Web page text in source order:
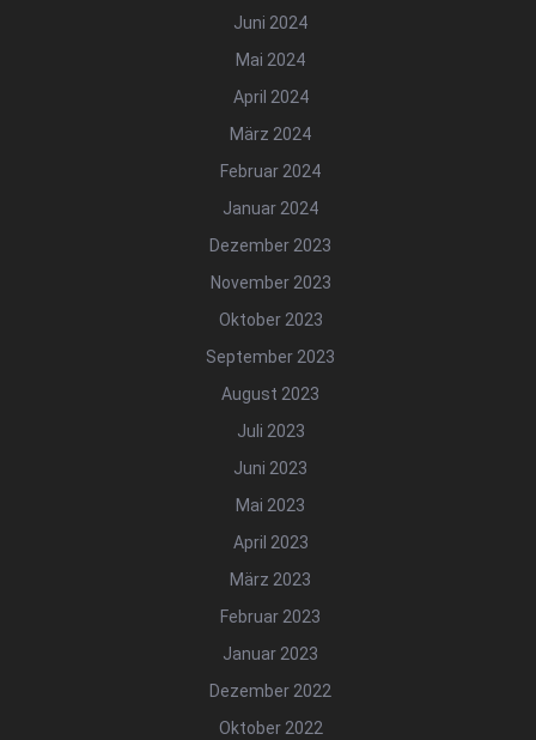
Juni 2024
Mai 2024
April 2024
März 2024
Februar 2024
Januar 2024
Dezember 2023
November 2023
Oktober 2023
September 2023
August 2023
Juli 2023
Juni 2023
Mai 2023
April 2023
März 2023
Februar 2023
Januar 2023
Dezember 2022
Oktober 2022